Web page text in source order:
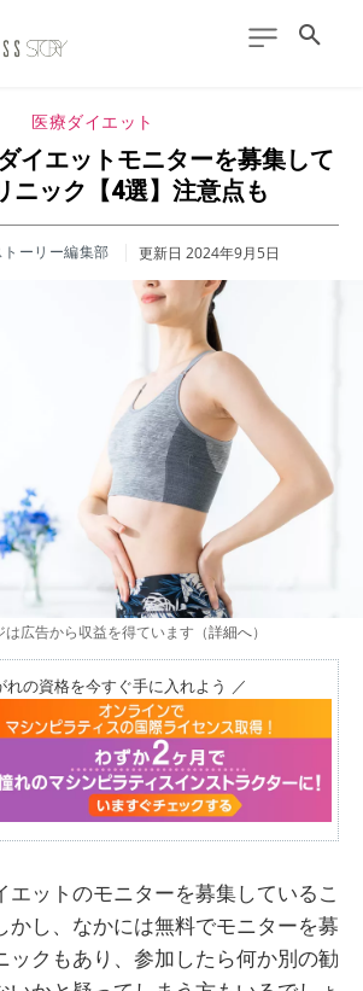
医療ダイエット
イエットモニターを募集して
ニック【4選】注意点も
ーリー編集部 更新日 2024年9月5日
は広告から収益を得ています（詳細へ）
れの資格を今すぐ手に入れよう ／
エットのモニターを募集しているこ
かし、なかには無料でモニターを募
ックもあり、参加したら何か別の勧